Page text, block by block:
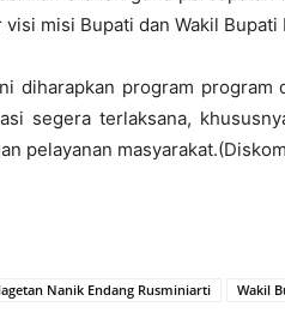
misi Bupati dan Wakil Bupati
diharapkan program program
segera terlaksana,
pelayanan
Nanik Endang Rusminiarti Wakil